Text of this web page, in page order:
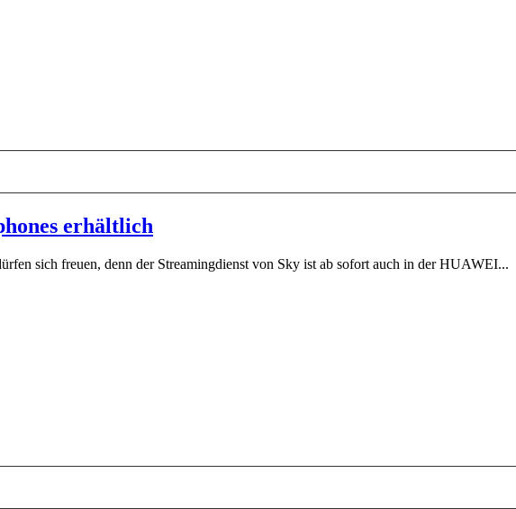
erhältlich
sich freuen, denn der Streamingdienst von Sky ist ab sofort auch in der HUAWEI...